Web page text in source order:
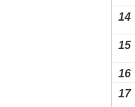
14
15
16
17